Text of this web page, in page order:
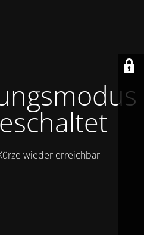
wieder erreichbar